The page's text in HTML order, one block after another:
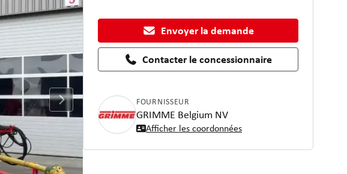
Envoyer la demande
Contacter le concessionnaire
FOURNISSEUR
GRIMME Belgium NV
Afficher les coordonnées